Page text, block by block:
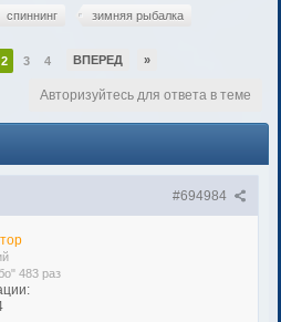
спиннинг зимняя рыбалка
2 3 4 ВПЕРЕД »
Авторизуйтесь для ответа в теме
#694984
483 раз